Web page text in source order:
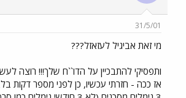
31/5/01
מי זאת אביגיל לעזאזל???
ותפסיקי להתבכיין על הדו``ח שלך!!! רוצה
אז ככה - חזרתי עכשיו, כן לפני מספר דקות